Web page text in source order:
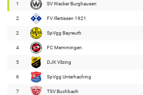
1 SV Wacker Burghausen
2 FV Illertissen 1921
2 SpVgg Bayreuth
4 FC Memmingen
5 DJK Vilzing
6 SpVgg Unterhaching
7 TSV Buchbach